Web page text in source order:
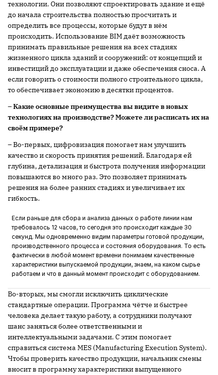
технологии. Они позволяют спроектировать здание и ещё
до начала строительства полностью просчитать и
определить все процессы, которые будут в нём
происходить. Использование BIM даёт возможность
принимать правильные решения на всех стадиях
жизненного цикла зданий и сооружений: от концепций и
инвестиций до эксплуатации и даже обеспечения сноса. А
если говорить о стоимости полного строительного цикла,
то обеспечивает экономию в десятки процентов.
– Какие основные преимущества вы видите в новых
технологиях на производстве? Можете ли расписать их на
своём примере?
– Во-первых, цифровизация помогает нам улучшить
качество и скорость принятия решений. Благодаря ей
глубина, детализация и быстрота получения информации
повышаются во много раз. Это позволяет принимать
решения на более ранних стадиях и увеличивает их
гибкость.
Если раньше для сбора и анализа данных о работе линии нам
требовалось 12 часов, то сегодня это происходит каждые 30
секунд. Мы одновременно видим параметры готовой продукции,
производственного процесса и состояния оборудования. То есть
фактически в любой момент времени понимаем качественные
характеристики выпускаемой продукции, знаем, на каком сырье
работаем и что в данный момент происходит с оборудованием.
Во-вторых, мы смогли исключить циклические
стандартные операции. Программа чётче и быстрее
человека делает такую работу, а сотрудники получают
шанс заняться более ответственными и
интеллектуальными задачами. С этим помогает
справиться система MES (Manufacturing Execution System).
Чтобы проверить качество продукции, начальник смены
вносит в программу характеристики выпущенного